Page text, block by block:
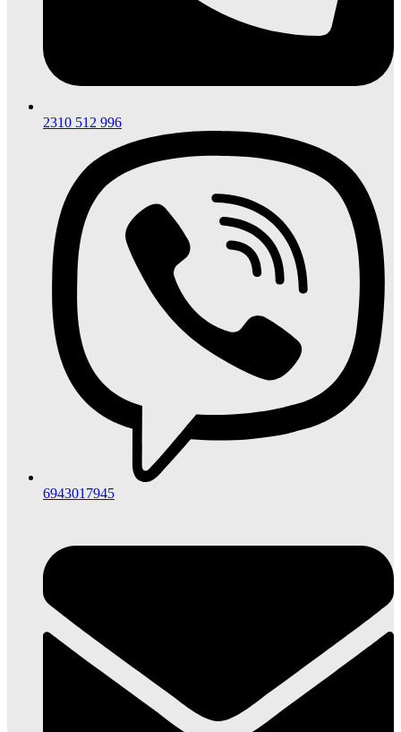
2310 512 996
6943017945